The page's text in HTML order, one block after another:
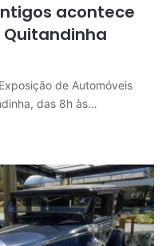
acontece
Quitandinha
de Automóveis
das 8h às…